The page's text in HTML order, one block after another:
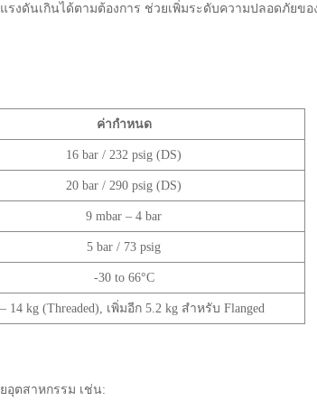
แรงดันเกินได้ตามต้องการ ช่วยเพิ่มระดับความปลอดภัยข
ค่ากำหนด
16 bar / 232 psig (DS)
20 bar / 290 psig (DS)
9 mbar – 4 bar
5 bar / 73 psig
-30 to 66°C
14 kg (Threaded), เพิ่มอีก 5.2 kg สำหรับ Flanged
อุตสาหกรรม เช่น: